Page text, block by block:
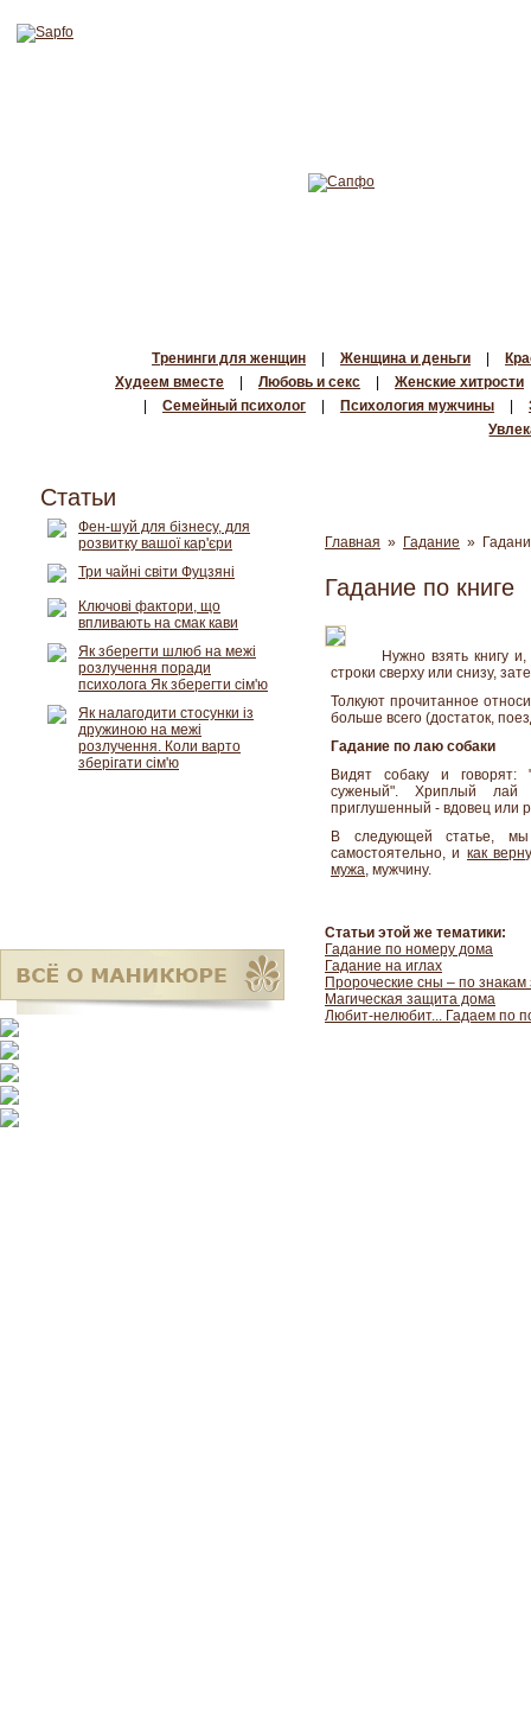
Тренинги для женщин Женщина и деньги
Худеем вместе
Любовь и секс
Женские хитрости
Семейный психолог Психология мужчины
Главная » Гадание »
Гадание по книге
Нужно взять книгу
строки сверху или снизу,
Толкуют прочитанное
больше всего (достаток,
Гадание по лаю собаки
Видят собаку и говорят:
суженый". Хриплый
приглушенный - вдовец или
В следующей статье,
самостоятельно, и как
мужа, мужчину.
Статьи этой же тематики:
Гадание по номеру дома
Гадание на иглах
Пророческие сны – по знакам
Магическая защита дома
Любит-нелюбит... Гадаем по
Статьи
Фен-шуй для бізнесу, для
розвитку вашої кар'єри
Три чайні світи Фуцзяні
Ключові фактори, що
впливають на смак кави
Як зберегти шлюб на межі
розлучення поради
психолога Як зберегти сім'ю
Як налагодити стосунки із
дружиною на межі
розлучення. Коли варто
зберігати сім'ю